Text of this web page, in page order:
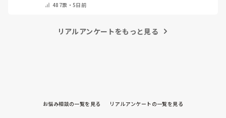
487票・5日前
リアルアンケートをもっと見る
お悩み相談の一覧を見る リアルアンケートの一覧を見る